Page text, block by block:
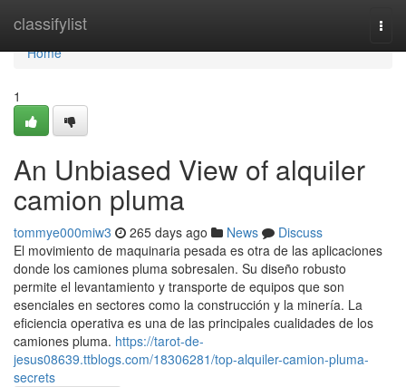
classifylist
Home
Home
1
An Unbiased View of alquiler
camion pluma
tommye000miw3 265 days ago News
Discuss
El movimiento de maquinaria pesada es otra de las aplicaciones
donde los camiones pluma sobresalen. Su diseño robusto
permite el levantamiento y transporte de equipos que son
esenciales en sectores como la construcción y la minería. La
eficiencia operativa es una de las principales cualidades de los
camiones pluma. https://tarot-de-
jesus08639.ttblogs.com/18306281/top-alquiler-camion-pluma-
secrets